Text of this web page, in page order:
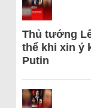
Thủ tướng
thể khi xin ý
Putin